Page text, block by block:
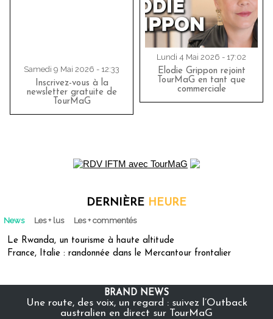
Samedi 9 Mai 2026 - 12:33
Inscrivez-vous à la
newsletter gratuite de
TourMaG
Lundi 4 Mai 2026 - 17:02
Elodie Grippon rejoint
TourMaG en tant que
commerciale
DERNIÈRE HEURE
News Les + lus Les + commentés
Le Rwanda, un tourisme à haute altitude
France, Italie : randonnée dans le Mercantour frontalier
BRAND NEWS
Une route, des voix, un regard : suivez l’Outback
australien en direct sur TourMaG